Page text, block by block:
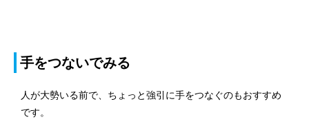
手をつないでみる
人が大勢いる前で、ちょっと強引に手をつなぐのもおすすめ
です。